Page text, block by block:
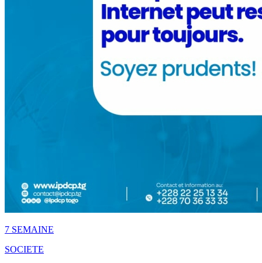
7 SEMAINE
SOCIETE